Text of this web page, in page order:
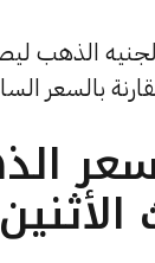
الساعة 5:50 مساءً )